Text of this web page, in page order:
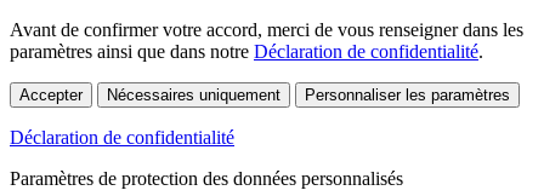
Avant de confirmer votre accord, merci de vous renseigner dans les
paramètres ainsi que dans notre Déclaration de confidentialité.
Accepter Nécessaires uniquement Personnaliser les paramètres
Déclaration de confidentialité
Paramètres de protection des données personnalisés